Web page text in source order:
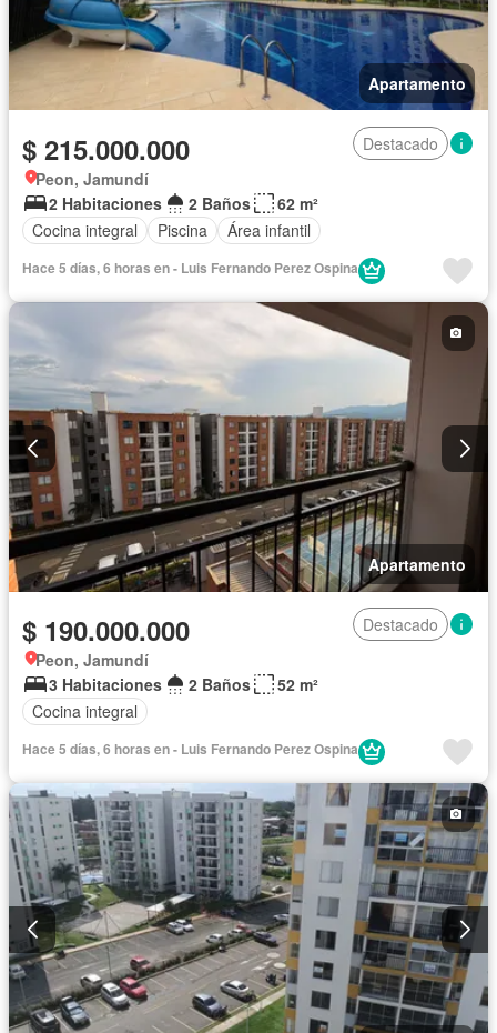
Apartamento
$ 215.000.000
Destacado
Peon, Jamundí
2 Habitaciones
2 Baños
62 m²
Cocina integral
Piscina Área infantil
Hace 5 días, 6 horas en - Luis Fernando Perez Ospina
Apartamento
$ 190.000.000
Destacado
Peon, Jamundí
3 Habitaciones
2 Baños
52 m²
Cocina integral
Hace 5 días, 6 horas en - Luis Fernando Perez Ospina